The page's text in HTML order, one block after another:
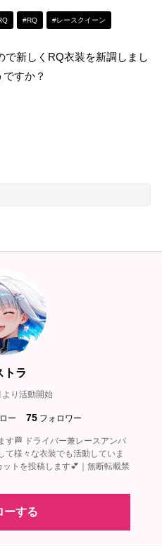
#RQ #レースクイーン
で新しくRQ衣装を新調しまし
すか？
トラ
り活動開始
ー 75 フォロワー
す🏁 ドライバー兼レースアンバ
様々な衣装でも活動していま
トを投稿します💕｜無断転載禁
ーする